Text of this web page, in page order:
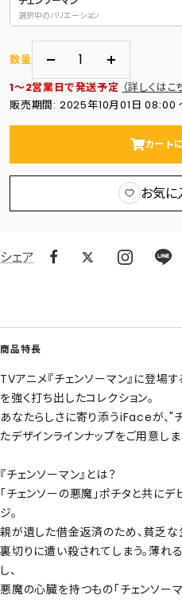
選択中のバリエーション
数量
量
を
す
数
量
を
す
1～2営業日で発送予定 （詳しくはこ
販売期間: 2025年10月01日 08:00
カート
お気に
シェア
商品特長
TVアニメ『チェンソーマン』に登場
を強く打ち出したコレクション。
あなたらしさに寄り添うiFaceが、"
たデザインラインナップをご用意しま
『チェンソーマン』とは？
「チェンソーの悪魔」ポチタと共に
ジ。
親が遺した借金返済のため、貧乏な
裏切りに遭い殺されてしまう。薄れ
し、
悪魔の心臓を持つもの「チェンソー